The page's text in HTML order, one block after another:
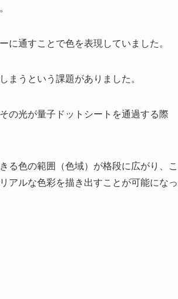
に通すことで色を表現していました。
まうという課題がありました。
の光が量子ドットシートを通過する際
る色の範囲（色域）が格段に広がり、こ
アルな色彩を描き出すことが可能になっ